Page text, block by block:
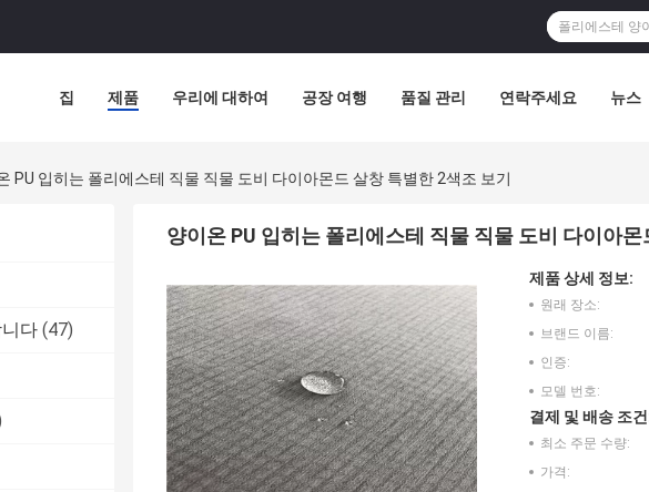
집 제품 우리에 대하여 공장 여행 품질 관리 연락주세요 뉴스
PU 입히는 폴리에스테 직물 직물 도비 다이아몬드 살창 특별한 2색조 보기
다 (47)
양이온 PU 입히는 폴리에스테 직물 직물 도비 다이아몬
제품 상세 정보:
원래 장소:
브랜드 이름:
인증:
모델 번호:
결제 및 배송 조
최소 주문 수량:
가격: